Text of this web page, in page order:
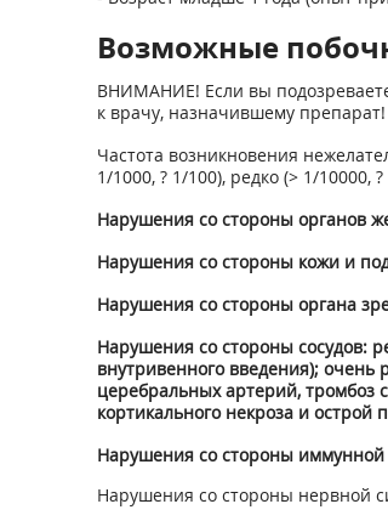
Возможные
ВНИМАНИЕ! Если вы
к врачу, назначившему препарат!
Частота возникновения
1/1000, ? 1/100), редко (> 1/
Нарушения со стороны органов
Нарушения со стороны кожи и
Нарушения со стороны органа
Нарушения со стороны сосудов:
внутривенного введения);
церебральных артерий, тромбоз
кортикального некроза и
Нарушения со стороны иммунной
Нарушения со стороны нервной